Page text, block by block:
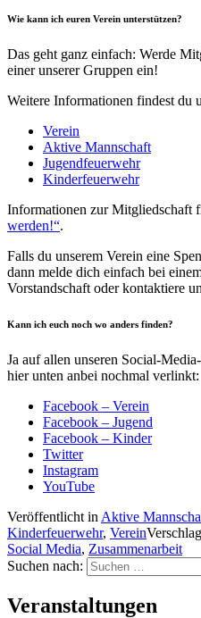
Wie kann ich euren Verein unterstützen?
Das geht ganz einfach: Werde
einer unserer Gruppen ein!
Weitere Informationen findest du
Verein
Aktive Mannschaft
Jugendfeuerwehr
Kinderfeuerwehr
Informationen zur Mitgliedschaft
werden!“.
Falls du unserem Verein eine
dann melde dich einfach bei
Vorstandschaft oder kontaktiere
Kann ich euch noch wo anders finden?
Ja auf allen unseren Social-
hier unten anbei nochmal verlinkt:
Facebook – Verein
Facebook – Jugend
Facebook – Kinder
Twitter
Instagram
YouTube
Veröffentlicht in Aktive
Kinderfeuerwehr, Verein
Social Media, Zusammenarbeit
Suchen nach:
Veranstaltungen